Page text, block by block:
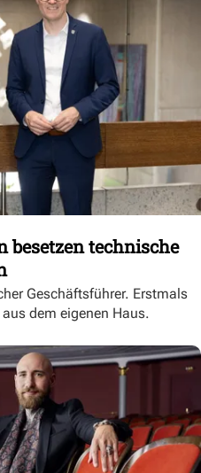
besetzen technische
Geschäftsführer. Erstmals
dem eigenen Haus.